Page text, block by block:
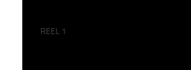
REEL 1